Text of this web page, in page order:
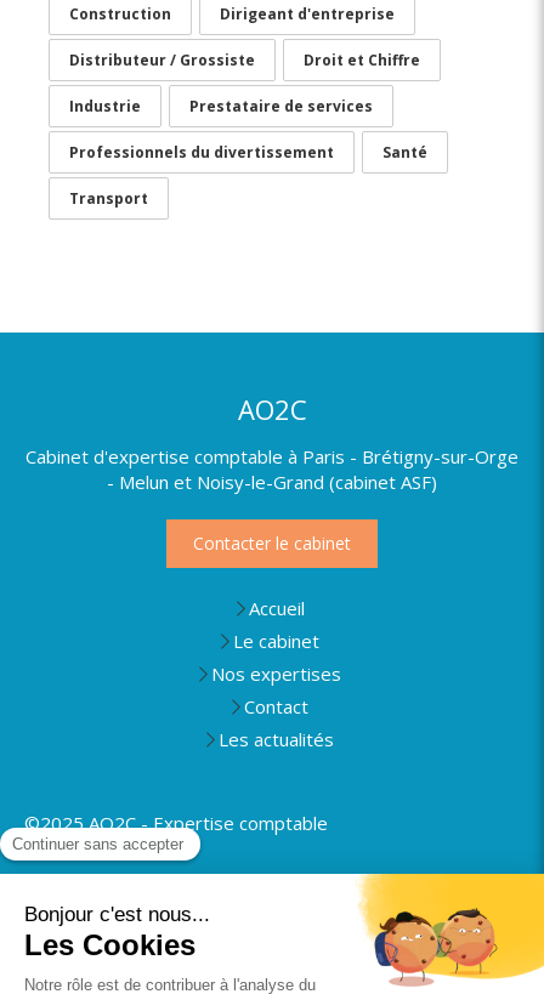
Construction Dirigeant d'entreprise
Distributeur / Grossiste Droit et Chiffre
Industrie Prestataire de services
Professionnels du divertissement Santé
Transport
AO2C
Cabinet d'expertise comptable à Paris - Brétigny-sur-Orge
- Melun et Noisy-le-Grand (cabinet ASF)
Contacter le cabinet
Accueil
Le cabinet
Nos expertises
Contact
Les actualités
©2025 AO2C - Expertise comptable
Politique de confidentialité